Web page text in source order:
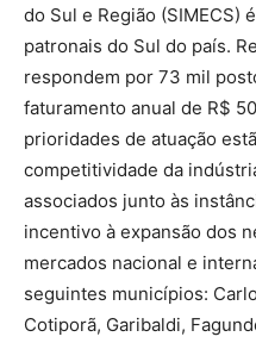
do Sul e Região (SIMECS)
patronais do Sul do país.
respondem por 73 mil
faturamento anual de R$
prioridades de atuação
competitividade da
associados junto às
incentivo à expansão dos
mercados nacional e
seguintes municípios:
Cotiporã, Garibaldi,